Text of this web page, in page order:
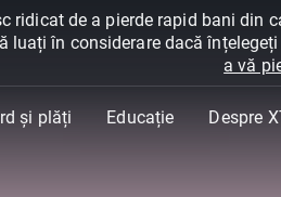
ridicat de a pierde rapid bani din
luați în considerare dacă înțelegeți
a vă
și plăți Educație Despre